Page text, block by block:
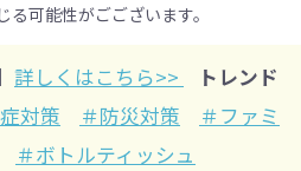
可能性がごございます。
詳しくはこちら>>
トレンド
対策 ＃防災対策
＃ファミ
＃ボトルティッシュ